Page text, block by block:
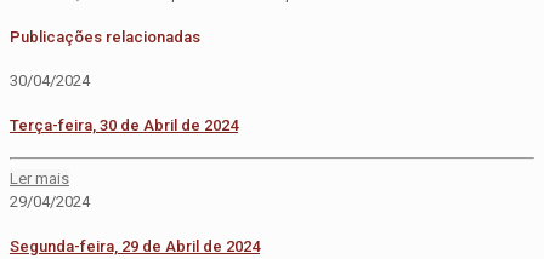
Publicações relacionadas
30/04/2024
Terça-feira, 30 de Abril de 2024
Ler mais
29/04/2024
Segunda-feira, 29 de Abril de 2024